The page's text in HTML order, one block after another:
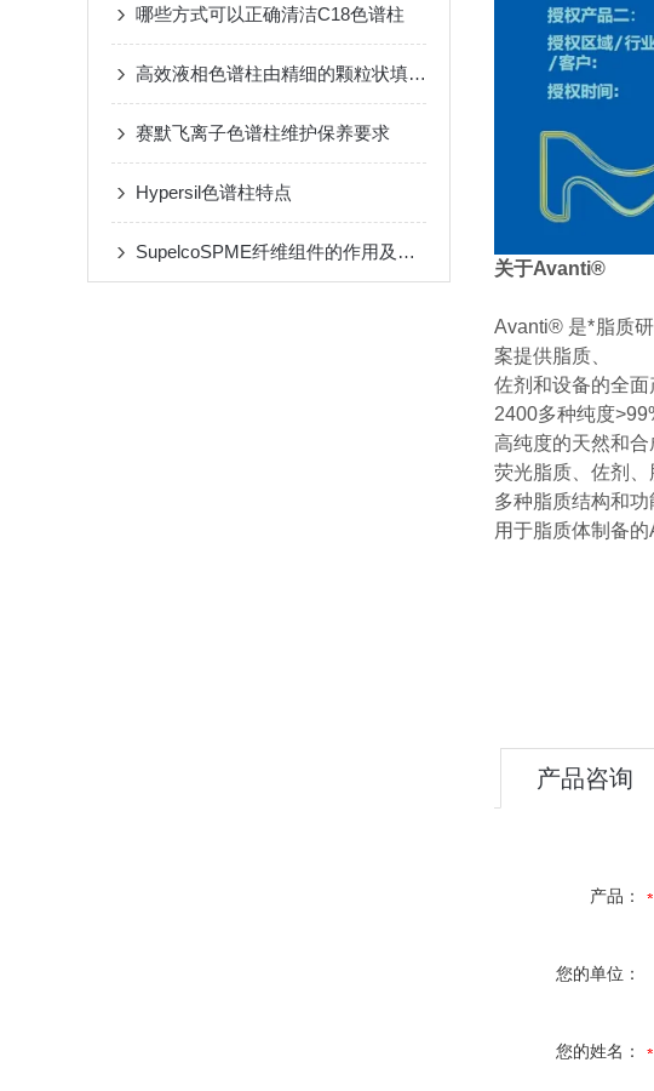
哪些方式可以正确清洁C18色谱柱
高效液相色谱柱由精细的颗粒状填料组成
赛默飞离子色谱柱维护保养要求
Hypersil色谱柱特点
SupelcoSPME纤维组件的作用及应用
关于Avanti®
Avanti® 是*脂质
案提供脂质、
佐剂和设备的全面
2400多种纯度
高纯度的天然和
荧光脂质、佐剂
多种脂质结构和
用于脂质体制备的
产品咨询
产品：
您的单位：
您的姓名：